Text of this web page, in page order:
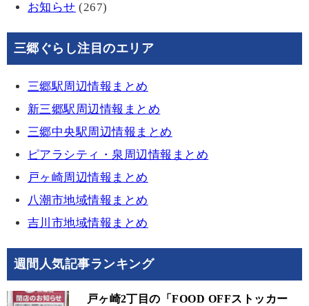
お知らせ (267)
三郷ぐらし注目のエリア
三郷駅周辺情報まとめ
新三郷駅周辺情報まとめ
三郷中央駅周辺情報まとめ
ピアラシティ・泉周辺情報まとめ
戸ヶ崎周辺情報まとめ
八潮市地域情報まとめ
吉川市地域情報まとめ
週間人気記事ランキング
戸ヶ崎2丁目の「FOOD OFFストッカー